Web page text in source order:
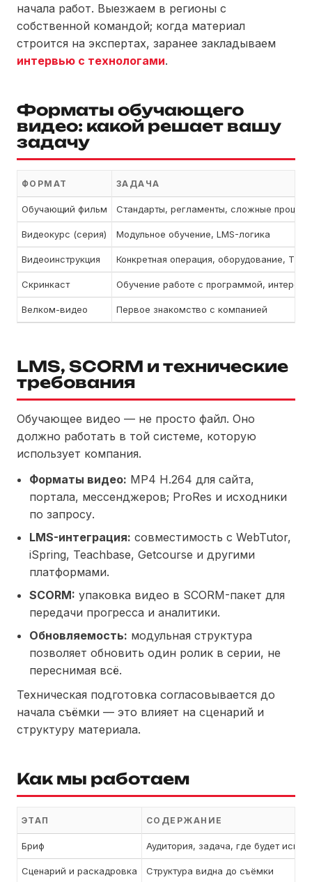
начала работ. Выезжаем в регионы с
собственной командой; когда материал
строится на экспертах, заранее закладываем
интервью с технологами.
Форматы обучающего
видео: какой решает вашу
задачу
ФОРМАТ ЗАДАЧА
Обучающий фильм Стандарты, регламенты, сложные
Видеокурс (серия) Модульное обучение, LMS-логика
Видеоинструкция Конкретная операция, оборудование, ТБ
Скринкаст Обучение работе с программой,
Велком-видео Первое знакомство с компанией
LMS, SCORM и технические
требования
Обучающее видео — не просто файл. Оно
должно работать в той системе, которую
использует компания.
Форматы видео: MP4 H.264 для сайта,
портала, мессенджеров; ProRes и исходники
по запросу.
LMS-интеграция: совместимость с WebTutor,
iSpring, Teachbase, Getcourse и другими
платформами.
SCORM: упаковка видео в SCORM-пакет для
передачи прогресса и аналитики.
Обновляемость: модульная структура
позволяет обновить один ролик в серии, не
переснимая всё.
Техническая подготовка согласовывается до
начала съёмки — это влияет на сценарий и
структуру материала.
Как мы работаем
ЭТАП СОДЕРЖАНИЕ
Бриф Аудитория, задача, где будет
Сценарий и раскадровка Структура видна до съёмки